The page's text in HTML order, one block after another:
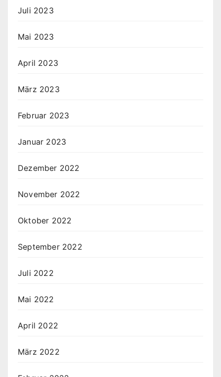
Juli 2023
Mai 2023
April 2023
März 2023
Februar 2023
Januar 2023
Dezember 2022
November 2022
Oktober 2022
September 2022
Juli 2022
Mai 2022
April 2022
März 2022